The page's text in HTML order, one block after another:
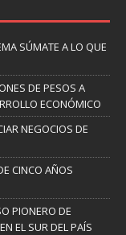
SÚMATE A LO QUE
DE PESOS A
ECONÓMICO
NEGOCIOS DE
CINCO AÑOS
PIONERO DE
EL SUR DEL PAÍS